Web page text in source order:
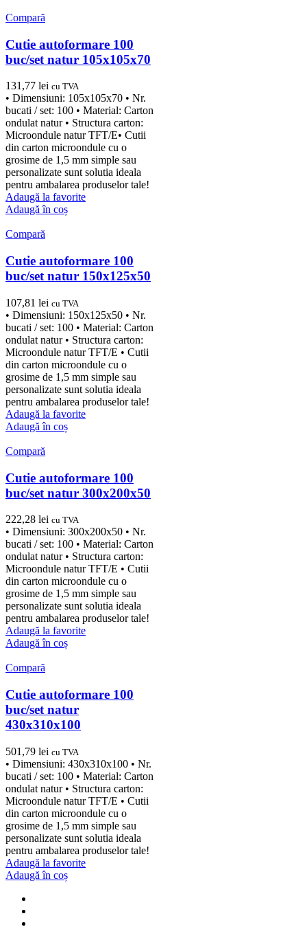
Compară
Cutie autoformare 100
buc/set natur 105x105x70
131,77 lei cu TVA
• Dimensiuni: 105x105x70 • Nr.
bucati / set: 100 • Material: Carton
ondulat natur • Structura carton:
Microondule natur TFT/E• Cutii
din carton microondule cu o
grosime de 1,5 mm simple sau
personalizate sunt solutia ideala
pentru ambalarea produselor tale!
Adaugă la favorite
Adaugă în coș
Compară
Cutie autoformare 100
buc/set natur 150x125x50
107,81 lei cu TVA
• Dimensiuni: 150x125x50 • Nr.
bucati / set: 100 • Material: Carton
ondulat natur • Structura carton:
Microondule natur TFT/E • Cutii
din carton microondule cu o
grosime de 1,5 mm simple sau
personalizate sunt solutia ideala
pentru ambalarea produselor tale!
Adaugă la favorite
Adaugă în coș
Compară
Cutie autoformare 100
buc/set natur 300x200x50
222,28 lei cu TVA
• Dimensiuni: 300x200x50 • Nr.
bucati / set: 100 • Material: Carton
ondulat natur • Structura carton:
Microondule natur TFT/E • Cutii
din carton microondule cu o
grosime de 1,5 mm simple sau
personalizate sunt solutia ideala
pentru ambalarea produselor tale!
Adaugă la favorite
Adaugă în coș
Compară
Cutie autoformare 100
buc/set natur
430x310x100
501,79 lei cu TVA
• Dimensiuni: 430x310x100 • Nr.
bucati / set: 100 • Material: Carton
ondulat natur • Structura carton:
Microondule natur TFT/E • Cutii
din carton microondule cu o
grosime de 1,5 mm simple sau
personalizate sunt solutia ideala
pentru ambalarea produselor tale!
Adaugă la favorite
Adaugă în coș